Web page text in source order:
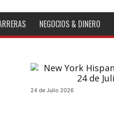
NEGOCIOS & DINERO
24 de Julio 2026